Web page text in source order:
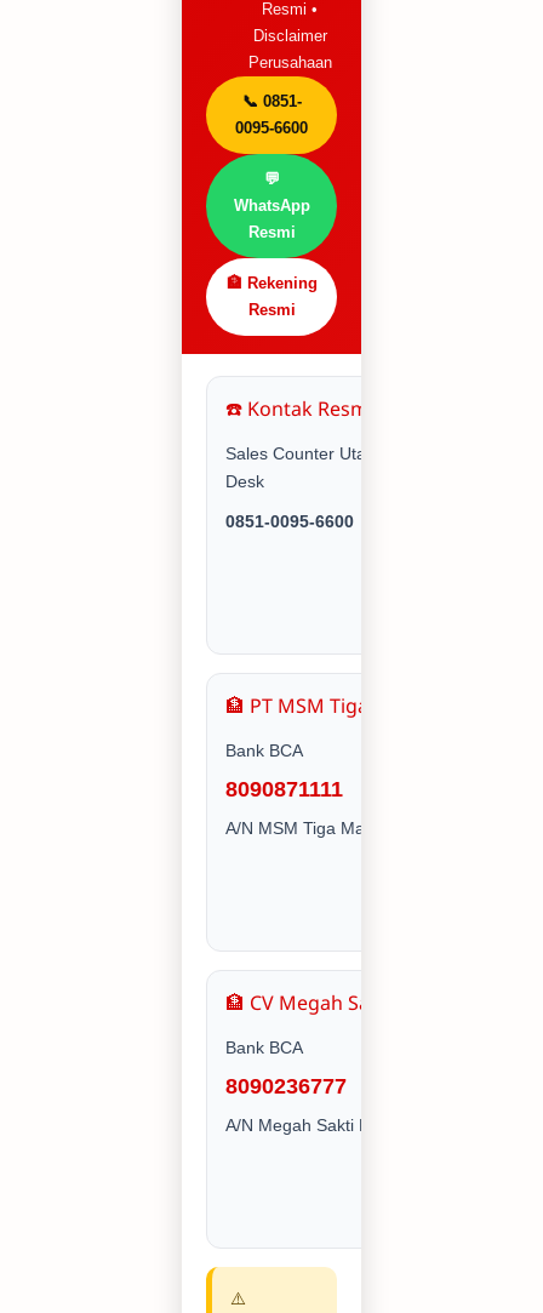
Resmi •
Disclaimer
Perusahaan
📞 0851-
0095-6600
💬
WhatsApp
Resmi
🏦 Rekening
Resmi
☎️ Kontak Resmi Utama
Sales Counter Utama & Service
Desk
0851-0095-6600
🏦 PT MSM Tiga Matra Satria
Bank BCA
8090871111
A/N MSM Tiga Matra Satria PT
🏦 CV Megah Sakti Makmur
Bank BCA
8090236777
A/N Megah Sakti Makmur CV
⚠️